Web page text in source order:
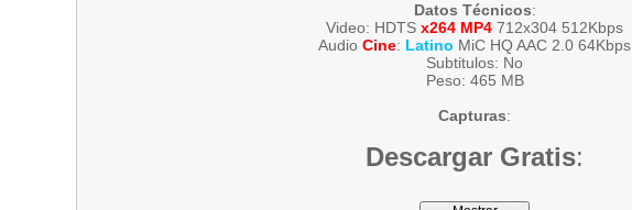
Datos Técnicos:
Video: HDTS x264 MP4 712x304 512Kbps
Audio Cine: Latino MiC HQ AAC 2.0 64Kbps
Subtitulos: No
Peso: 465 MB
Capturas:
Descargar Gratis: